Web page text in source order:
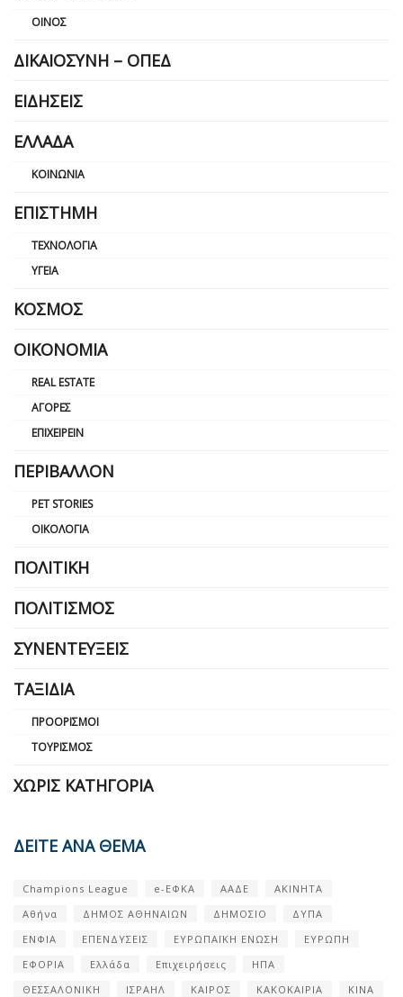
ΟΊΝΟΣ
ΔΙΚΑΙΟΣΎΝΗ – ΟΠΕΔ
ΕΙΔΉΣΕΙΣ
ΕΛΛΆΔΑ
ΚΟΙΝΩΝΊΑ
ΕΠΙΣΤΉΜΗ
ΤΕΧΝΟΛΟΓΊΑ
ΥΓΕΊΑ
ΚΌΣΜΟΣ
ΟΙΚΟΝΟΜΊΑ
REAL ESTATE
ΑΓΟΡΈΣ
ΕΠΙΧΕΙΡΕΊΝ
ΠΕΡΙΒΆΛΛΟΝ
PET STORIES
ΟΙΚΟΛΟΓΊΑ
ΠΟΛΙΤΙΚΉ
ΠΟΛΙΤΙΣΜΌΣ
ΣΥΝΕΝΤΕΎΞΕΙΣ
ΤΑΞΊΔΙΑ
ΠΡΟΟΡΙΣΜΟΊ
ΤΟΥΡΙΣΜΌΣ
ΧΩΡΊΣ ΚΑΤΗΓΟΡΊΑ
ΔΕΙΤΕ ΑΝΑ ΘΕΜΑ
Champions League e-ΕΦΚΑ ΑΑΔΕ
ΑΚΙΝΗΤΑ
Αθήνα
ΔΗΜΟΣ ΑΘΗΝΑΙΩΝ ΔΗΜΟΣΙΟ
ΔΥΠΑ
ΕΝΦΙΑ
ΕΠΕΝΔΥΣΕΙΣ ΕΥΡΩΠΑΪΚΗ ΕΝΩΣΗ
ΕΥΡΩΠΗ
ΕΦΟΡΙΑ
Ελλάδα Επιχειρήσεις
ΗΠΑ
ΘΕΣΣΑΛΟΝΙΚΗ
ΙΣΡΑΗΛ ΚΑΙΡΟΣ ΚΑΚΟΚΑΙΡΙΑ
ΚΙΝΑ